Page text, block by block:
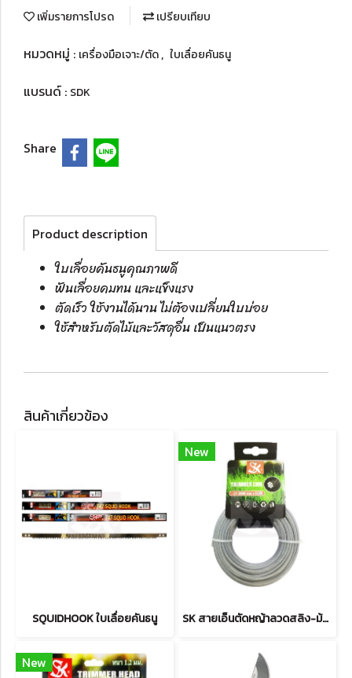
เพิ่มรายการโปรด เปรียบเทียบ
หมวดหมู่ : เครื่องมือเจาะ/ตัด, ใบเลื่อยคันธนู
แบรนด์ : SDK
Share
Product description
ใบเลื่อยคันธนูคุณภาพดี
ฟันเลื่อยคมทน และแข็งแรง
ตัดเร็ว ใช้งานได้นาน ไม่ต้องเปลี่ยนใบบ่อย
ใช้สำหรับตัดไม้และวัสดุอื่น เป็นแนวตรง
สินค้าเกี่ยวข้อง
SQUIDHOOK ใบเลื่อยคันธนู
New
SK สายเอ็นตัดหญ้าลวดสลิง-ม้วนเล็ก 12 m
New